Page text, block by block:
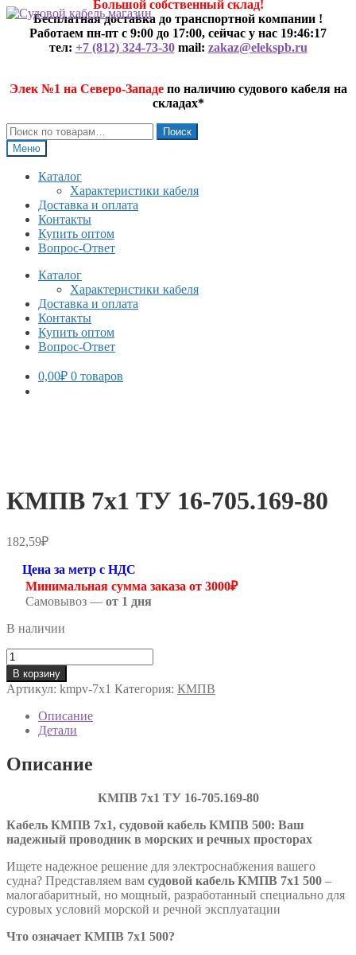
Перейти
навигации
Перейти
содержимому
Большой собственный склад!
Бесплатная доставка до транспортной компании !
Работаем пн-пт с 9:00 до 17:00, сейчас у нас 19:46:17
тел: +7 (812) 324-73-30mail: zakaz@elekspb.ru
Элек №1 на Северо-Западепо наличию судового кабеля на
складах*
Искать:
Поиск
Меню
Каталог
Характеристики кабеля
Доставка и оплата
Контакты
Купить оптом
Вопрос-Ответ
Каталог
Характеристики кабеля
Доставка и оплата
Контакты
Купить оптом
Вопрос-Ответ
0,00₽ 0 товаров
КМПВ 7х1 ТУ 16-705.169-80
182,59₽
Цена за метр с НДС
Минимальная сумма заказа от 3000₽
Самовывоз — от 1 дня
В наличии
Количество
товара
КМПВ
7х1
705.169-
80
В корзину
Артикул: kmpv-7х1 Категория: КМПВ
Описание
Детали
Описание
КМПВ 7х1 ТУ 16-705.169-80
Кабель КМПВ 7х1, судовой кабель КМПВ 500: Ваш
надежный проводник в морских и речных просторах
Ищете надежное решение для электроснабжения вашего
судна? Представляем вам судовой кабель КМПВ 7х1 500 –
малогабаритный, но мощный, разработанный специально для
суровых условий морской и речной эксплуатации
Что означает КМПВ 7х1 500?